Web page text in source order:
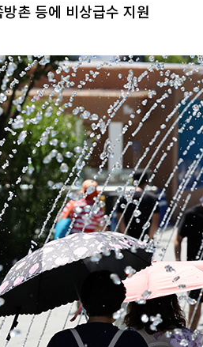
촌 등에 비상급수 지원